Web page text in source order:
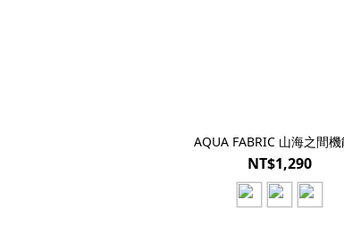
AQUA FABRIC 山海之間
NT$1,290